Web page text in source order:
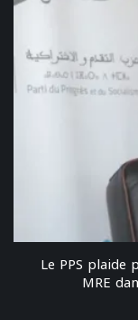
Le PPS plaide
MRE